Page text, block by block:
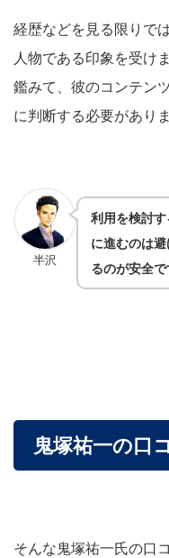
経歴などを見る限りで
人物である印象を受け
鑑みて、彼のコンテン
に判断する必要がありま
半沢
利用を検討
に進むのは
るのが安全で
鬼塚祐一の口
そんな鬼塚祐一氏の口